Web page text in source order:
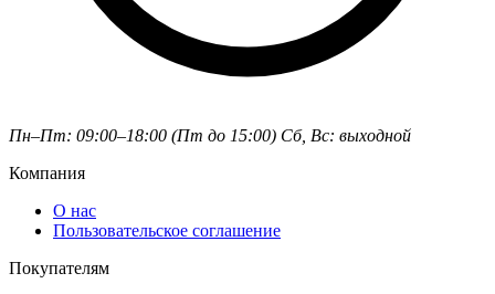
Пн–Пт: 09:00–18:00 (Пт до 15:00) Сб, Вс: выходной
Компания
О нас
Пользовательское соглашение
Покупателям